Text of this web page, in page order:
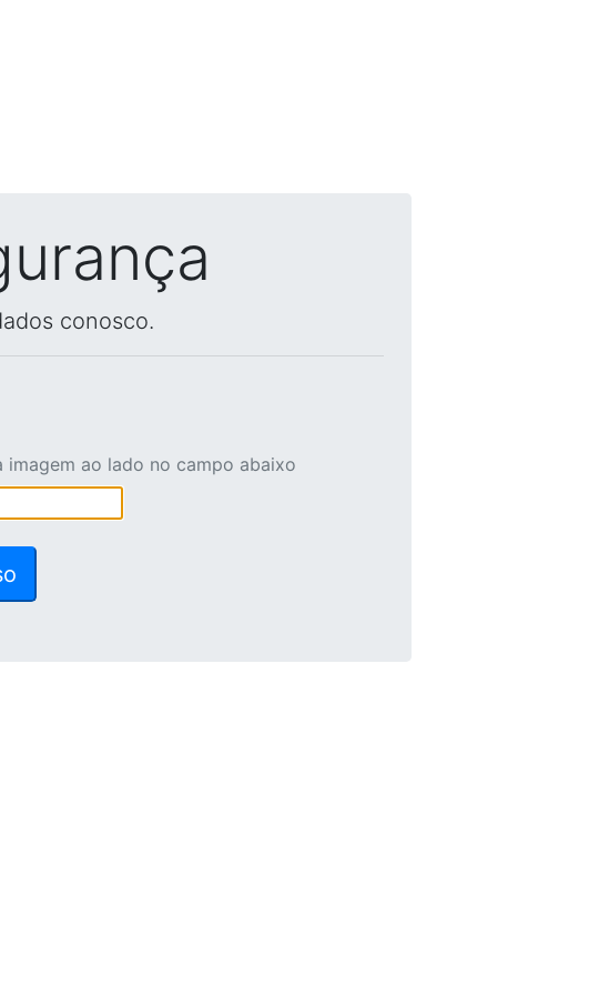
conosco.
imagem ao lado no campo abaixo